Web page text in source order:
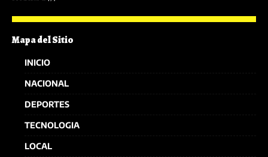
Mapa del Sitio
INICIO
NACIONAL
DEPORTES
TECNOLOGIA
LOCAL